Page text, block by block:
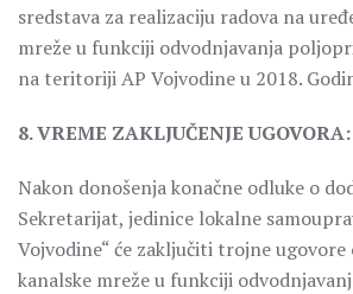
sredstava za realizaciju radova na
mreže u funkciji odvodnjavanja
na teritoriji AP Vojvodine u 2018.
8. VREME ZAKLJUČENJE UGOVORA:
Nakon donošenja konačne odluke o
Sekretarijat, jedinice lokalne
Vojvodine“ će zaključiti trojne ugovore
kanalske mreže u funkciji